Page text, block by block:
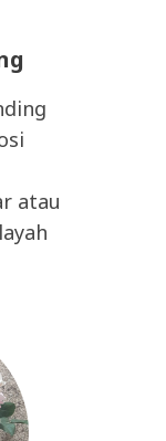
atau